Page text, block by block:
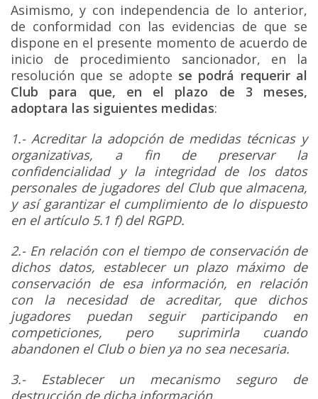
Asimismo, y con independencia de lo anterior,
de conformidad con las evidencias de que se
dispone en el presente momento de acuerdo de
inicio de procedimiento sancionador, en la
resolución que se adopte se podrá requerir al
Club para que, en el plazo de 3 meses,
adoptara las siguientes medidas:
1.- Acreditar la adopción de medidas técnicas y
organizativas, a fin de preservar la
confidencialidad y la integridad de los datos
personales de jugadores del Club que almacena,
y así garantizar el cumplimiento de lo dispuesto
en el artículo 5.1 f) del RGPD.
2.- En relación con el tiempo de conservación de
dichos datos, establecer un plazo máximo de
conservación de esa información, en relación
con la necesidad de acreditar, que dichos
jugadores puedan seguir participando en
competiciones, pero suprimirla cuando
abandonen el Club o bien ya no sea necesaria.
3.- Establecer un mecanismo seguro de
destrucción de dicha información.